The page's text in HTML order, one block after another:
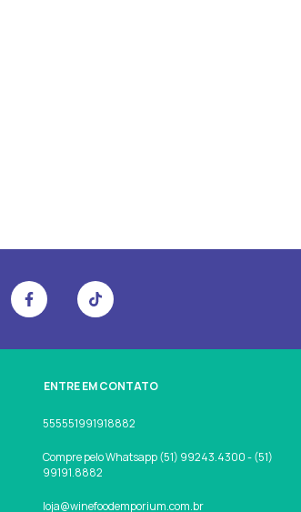
ENTRE EM CONTATO
555551991918882
Compre pelo Whatsapp (51) 99243.4300 - (51)
99191.8882
loja@winefoodemporium.com.br